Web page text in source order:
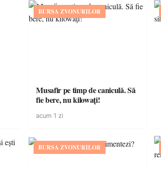
BURSA ZVONURILOR
Musafir pe timp de caniculă. Să
fie bere, nu kilowați!
acum 1 zi
BURSA ZVONURILOR